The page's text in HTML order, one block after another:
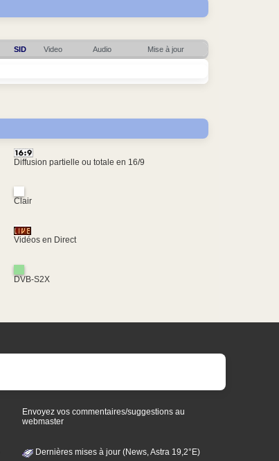
SID Video Audio Mise à jour
Diffusion partielle ou totale en 16/9
Clair
Vidéos en Direct
DVB-S2X
Envoyez vos commentaires/suggestions au
webmaster
Dernières mises à jour (News, Astra 19,2°E)